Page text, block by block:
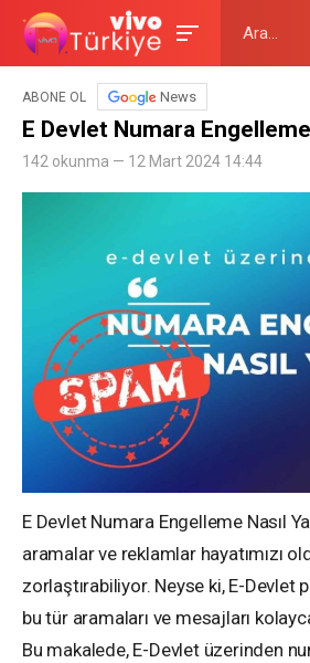
ABONE OL News
E Devlet Numara Engelleme
142 okunma — 12 Mart 2024 14:44
E Devlet Numara Engelleme Nasıl
aramalar ve reklamlar hayatımızı
zorlaştırabiliyor. Neyse ki, E-Devlet
bu tür aramaları ve mesajları
Bu makalede, E-Devlet üzerinden